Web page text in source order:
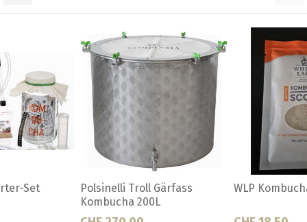
Polsinelli Troll Gärfass
Kombucha 200L
WLP Kombucha Scoby